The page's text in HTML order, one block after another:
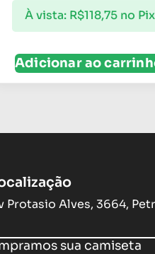
À vista: R$118,75 no Pix
Adicionar ao
Protasio Alves, 3664,
sua camiseta